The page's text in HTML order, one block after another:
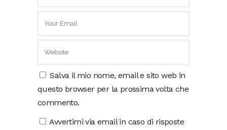
Salva il mio nome, email e sito web in
questo browser per la prossima volta che
commento.
Avvertimi via email in caso di risposte